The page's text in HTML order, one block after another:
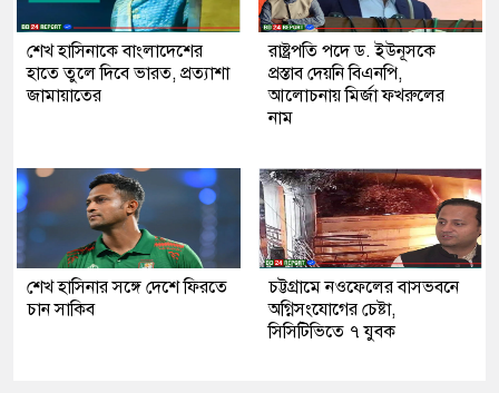
শেখ হাসিনাকে বাংলাদেশের
হাতে তুলে দিবে ভারত, প্রত্যাশা
জামায়াতের
রাষ্ট্রপতি পদে ড. ইউনূসকে
প্রস্তাব দেয়নি বিএনপি,
আলোচনায় মির্জা ফখরুলের
নাম
শেখ হাসিনার সঙ্গে দেশে ফিরতে
চান সাকিব
চট্টগ্রামে নওফেলের বাসভবনে
অগ্নিসংযোগের চেষ্টা,
সিসিটিভিতে ৭ যুবক